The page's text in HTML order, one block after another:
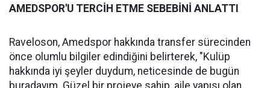
AMEDSPOR'U TERCİH ETME SEBEBİNİ ANLATTI
Raveloson, Amedspor hakkında transfer sürecinden
önce olumlu bilgiler edindiğini belirterek, "Kulüp
hakkında iyi şeyler duydum, neticesinde de bugün